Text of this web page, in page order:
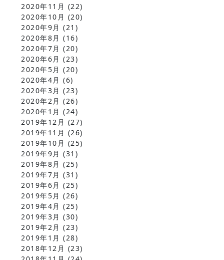
2020年11月 (22)
2020年10月 (20)
2020年9月 (21)
2020年8月 (16)
2020年7月 (20)
2020年6月 (23)
2020年5月 (20)
2020年4月 (6)
2020年3月 (23)
2020年2月 (26)
2020年1月 (24)
2019年12月 (27)
2019年11月 (26)
2019年10月 (25)
2019年9月 (31)
2019年8月 (25)
2019年7月 (31)
2019年6月 (25)
2019年5月 (26)
2019年4月 (25)
2019年3月 (30)
2019年2月 (23)
2019年1月 (28)
2018年12月 (23)